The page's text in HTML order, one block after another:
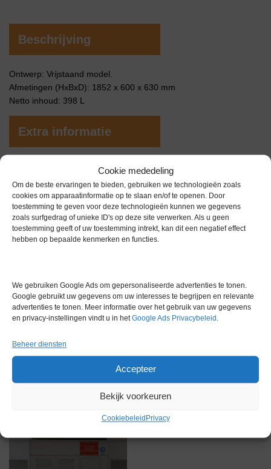
Cookie mededeling
Om de beste ervaringen te bieden, gebruiken we technologieën zoals
cookies om apparaatinformatie op te slaan en/of te openen. Door
toestemming te geven voor deze technologieën kunnen we gegevens
zoals surfgedrag of unieke ID's op deze site verwerken. Als u geen
toestemming geeft of uw toestemming intrekt, kan dit een negatief effect
hebben op bepaalde kenmerken en functies.
We gebruiken Google Ads om gepersonaliseerde advertenties te tonen.
Google gebruikt uw gegevens om uw interesses te begrijpen en relevante
advertenties te tonen. Meer informatie over het gebruik van uw gegevens
en privacy-instellingen vindt u in hetGoogle Ads Privacybeleid .
Beheer diensten
Accepteer
Bekijk voorkeuren
Cookiebeleid Privacy
Beschrijving
Ontwerp: Vrijstaand model.
Afmetingen (HxBxD): 1852 x 600 x 630 mm
Netto inhoud: 398 L
Extra informatie
0,0 kg
Gereserveerd